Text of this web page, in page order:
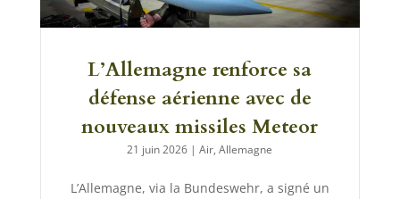
L’Allemagne renforce sa
défense aérienne avec de
nouveaux missiles Meteor
21 juin 2026 |Air,Allemagne
L’Allemagne, via la Bundeswehr, a signé un